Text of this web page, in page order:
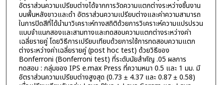
อัตราส่วนความเปรียบต่างได้จากการวัดความแตกต่างระหว่างชิ้นงาน
บนพื้นหลังขาวและดำ อัตราส่วนความเปรียบต่างและค่าความสามารถ
ในการปิดสีที่ได้นำมาวิเคราะห์ทางสถิติด้วยการวิเคราะห์ความแปรปรวน
แบบจำแนกสองและสามทางและทดสอบความแตกต่างระหว่างค่า
เฉลี่ยรายคู่ โดยวิธีการเปรียบเทียบด้วยการใช้การทดสอบความแตก
ต่างระหว่างค่าเฉลี่ยรายคู่ (post hoc test) ด้วยวิธีของ
Bonferroni (Bonferroni test) ที่ระดับนัยสำคัญ .05 ผลการ
ทดสอบ : กลุ่มของ IPS e.max Press ที่ความหนา 0.5 และ 1 มม. มี
อัตราส่วนความเปรียบต่างสูงสุด (0.73 ± 4.37 และ 0.87 ± 0.58)